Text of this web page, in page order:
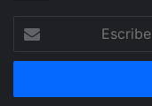
tu
correo